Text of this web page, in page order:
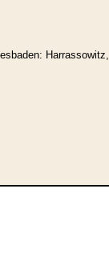
Harrassowitz,